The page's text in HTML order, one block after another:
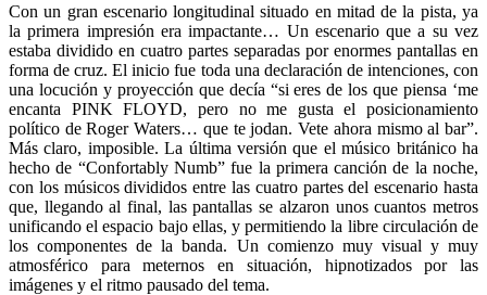
Con un gran escenario longitudinal situado en mitad de la pista, ya
la primera impresión era impactante… Un escenario que a su vez
estaba dividido en cuatro partes separadas por enormes pantallas en
forma de cruz. El inicio fue toda una declaración de intenciones, con
una locución y proyección que decía “si eres de los que piensa ‘me
encanta PINK FLOYD, pero no me gusta el posicionamiento
político de Roger Waters… que te jodan. Vete ahora mismo al bar”.
Más claro, imposible. La última versión que el músico británico ha
hecho de “Confortably Numb” fue la primera canción de la noche,
con los músicos divididos entre las cuatro partes del escenario hasta
que, llegando al final, las pantallas se alzaron unos cuantos metros
unificando el espacio bajo ellas, y permitiendo la libre circulación de
los componentes de la banda. Un comienzo muy visual y muy
atmosférico para meternos en situación, hipnotizados por las
imágenes y el ritmo pausado del tema.